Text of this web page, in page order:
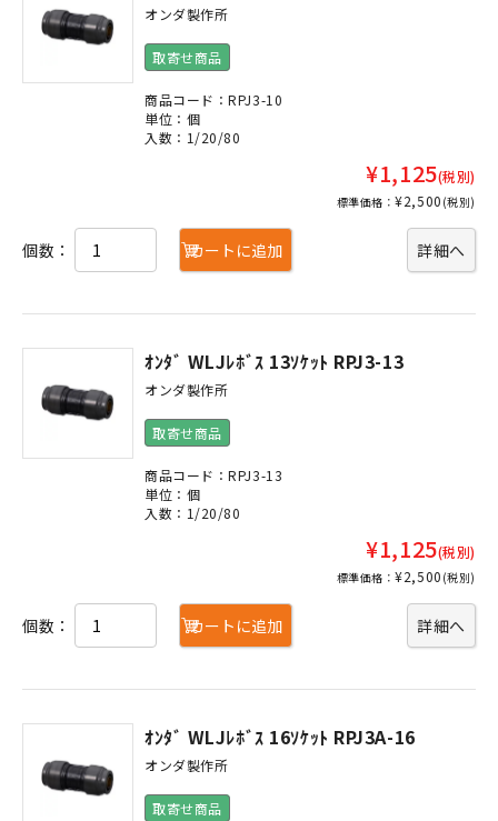
オンダ製作所
取寄せ商品
商品コード：RPJ3-10
単位：個
入数：1/20/80
¥1,125(税別)
標準価格：¥2,500 (税別)
詳細へ
個数： カートに追加
ｵﾝﾀﾞ WLJﾚﾎﾞｽ 13ｿｹｯﾄ RPJ3-13
オンダ製作所
取寄せ商品
商品コード：RPJ3-13
単位：個
入数：1/20/80
¥1,125(税別)
標準価格：¥2,500 (税別)
詳細へ
個数： カートに追加
ｵﾝﾀﾞ WLJﾚﾎﾞｽ 16ｿｹｯﾄ RPJ3A-16
オンダ製作所
取寄せ商品